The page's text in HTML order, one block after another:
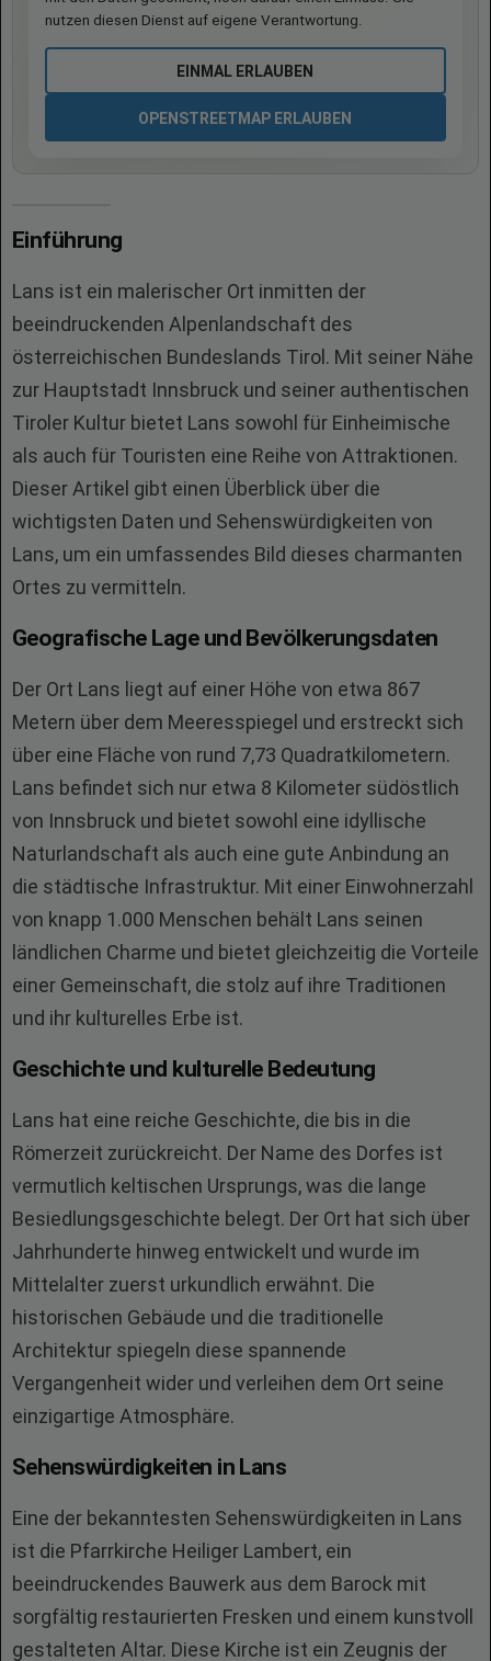
nutzen diesen Dienst auf eigene Verantwortung.
EINMAL ERLAUBEN
OPENSTREETMAP ERLAUBEN
Einführung
Lans ist ein malerischer Ort inmitten der
beeindruckenden Alpenlandschaft des
österreichischen Bundeslands Tirol. Mit seiner Nähe
zur Hauptstadt Innsbruck und seiner authentischen
Tiroler Kultur bietet Lans sowohl für Einheimische
als auch für Touristen eine Reihe von Attraktionen.
Dieser Artikel gibt einen Überblick über die
wichtigsten Daten und Sehenswürdigkeiten von
Lans, um ein umfassendes Bild dieses charmanten
Ortes zu vermitteln.
Geografische Lage und Bevölkerungsdaten
Der Ort Lans liegt auf einer Höhe von etwa 867
Metern über dem Meeresspiegel und erstreckt sich
über eine Fläche von rund 7,73 Quadratkilometern.
Lans befindet sich nur etwa 8 Kilometer südöstlich
von Innsbruck und bietet sowohl eine idyllische
Naturlandschaft als auch eine gute Anbindung an
die städtische Infrastruktur. Mit einer Einwohnerzahl
von knapp 1.000 Menschen behält Lans seinen
ländlichen Charme und bietet gleichzeitig die Vorteile
einer Gemeinschaft, die stolz auf ihre Traditionen
und ihr kulturelles Erbe ist.
Geschichte und kulturelle Bedeutung
Lans hat eine reiche Geschichte, die bis in die
Römerzeit zurückreicht. Der Name des Dorfes ist
vermutlich keltischen Ursprungs, was die lange
Besiedlungsgeschichte belegt. Der Ort hat sich über
Jahrhunderte hinweg entwickelt und wurde im
Mittelalter zuerst urkundlich erwähnt. Die
historischen Gebäude und die traditionelle
Architektur spiegeln diese spannende
Vergangenheit wider und verleihen dem Ort seine
einzigartige Atmosphäre.
Sehenswürdigkeiten in Lans
Eine der bekanntesten Sehenswürdigkeiten in Lans
ist die Pfarrkirche Heiliger Lambert, ein
beeindruckendes Bauwerk aus dem Barock mit
sorgfältig restaurierten Fresken und einem kunstvoll
gestalteten Altar. Diese Kirche ist ein Zeugnis der